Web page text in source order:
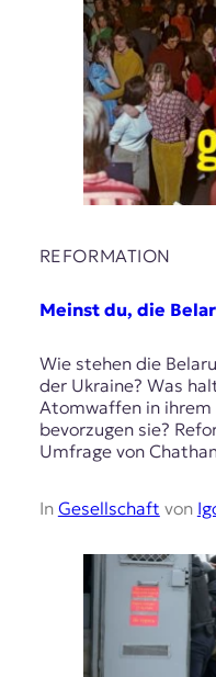
REFORMATION
Meinst du, die
Wie stehen die
der Ukraine? Was
Atomwaffen in ihrem
bevorzugen sie?
Umfrage von
In Gesellschaft von